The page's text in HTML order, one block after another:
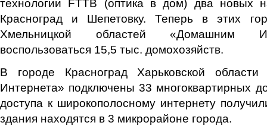
технологии FTTB (оптика в дом) два новых
Красноград и Шепетовку. Теперь в этих
Хмельницкой областей «Домашним
воспользоваться 15,5 тыс. домохозяйств.
В городе Красноград Харьковской
Интернета» подключены 33 многоквартирных
доступа к широкополосному интернету
здания находятся в 3 микрорайоне города.